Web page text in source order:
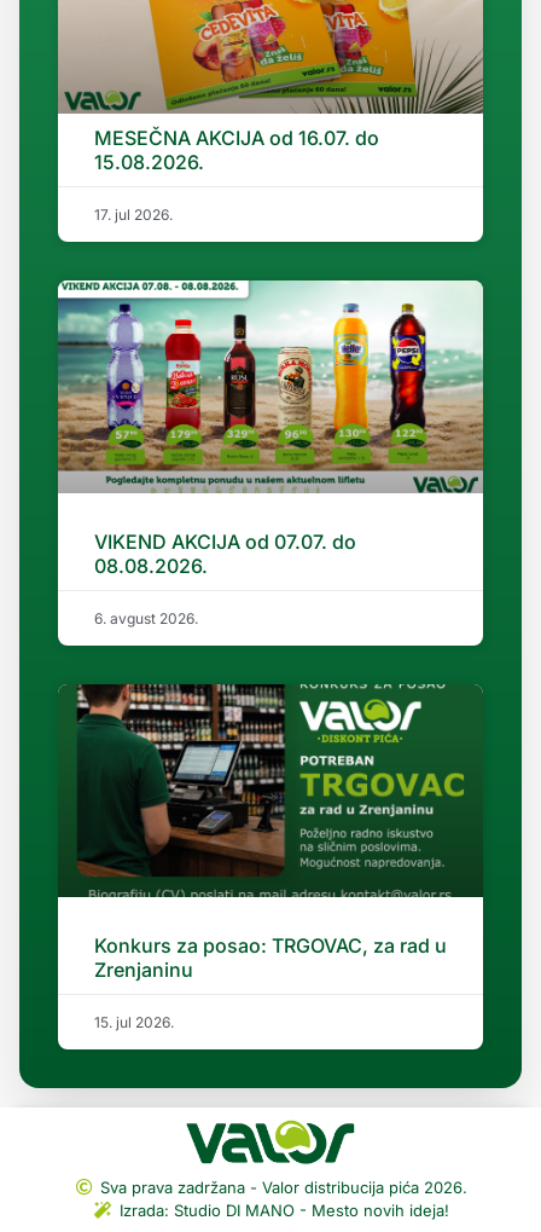
MESEČNA AKCIJA od 16.07. do
15.08.2026.
17. jul 2026.
VIKEND AKCIJA od 07.07. do
08.08.2026.
6. avgust 2026.
Konkurs za posao: TRGOVAC, za rad u
Zrenjaninu
15. jul 2026.
Sva prava zadržana - Valor distribucija pića 2026.
Izrada: Studio DI MANO - Mesto novih ideja!